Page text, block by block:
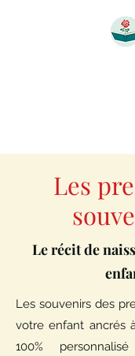
Les
Le récit de
Les souvenirs des
votre enfant ancrés
100%